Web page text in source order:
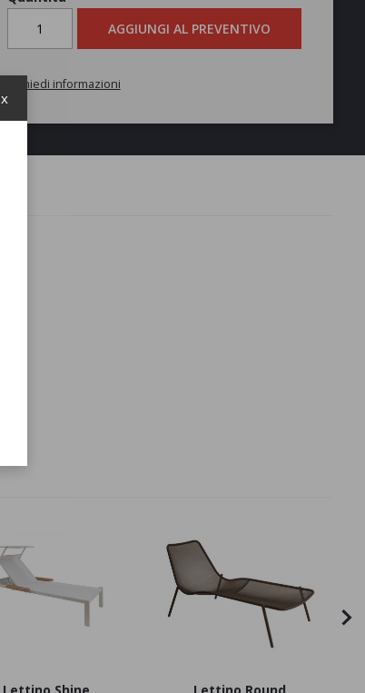
AGGIUNGI AL PREVENTIVO
Richiedi informazioni
Lettino Shine Lettino Round
x